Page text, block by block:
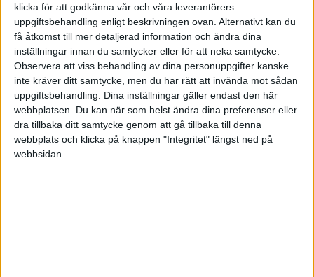
klicka för att godkänna vår och våra leverantörers
uppgiftsbehandling enligt beskrivningen ovan. Alternativt kan du
få åtkomst till mer detaljerad information och ändra dina
inställningar innan du samtycker eller för att neka samtycke.
Observera att viss behandling av dina personuppgifter kanske
inte kräver ditt samtycke, men du har rätt att invända mot sådan
uppgiftsbehandling. Dina inställningar gäller endast den här
webbplatsen. Du kan när som helst ändra dina preferenser eller
dra tillbaka ditt samtycke genom att gå tillbaka till denna
webbplats och klicka på knappen "Integritet" längst ned på
webbsidan.
därför egna modeller. Snart startade han en egen
verkstad, inrymd i ett litet kök på 13 kvadratmeter med
två svarvar och verktyg för tre bänkplatser. Den första
kapitalinsatsen fick Lars Magnus som lån från en
bekant. Firma L M Ericsson & Co utförde reparationer
och mindre arbeten inom instrumentmakarfacket.
LME fick syn på telefonen och fann den vara intressant
som tekniskt objekt och samtidigt något som skulle
kunna ge ökad sysselsättning i att själv tillverka. Han